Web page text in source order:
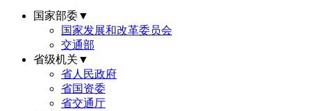
国家部委▼
国家发展和改革委员会
交通部
省级机关▼
省人民政府
省国资委
省交通厅